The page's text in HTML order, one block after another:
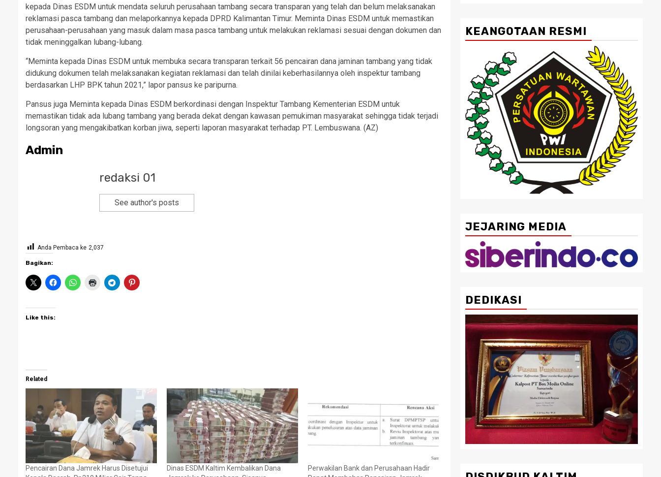
kepada Dinas ESDM untuk mendata seluruh perusahaan tambang secara transparan yang telah dan belum melaksanakan
reklamasi pasca tambang dan melaporkannya kepada DPRD Kalimantan Timur. Meminta Dinas ESDM untuk memastikan
perusahaan-perusahaan yang masuk dalam masa pasca tambang untuk melakukan reklamasi sesuai dengan dokumen dan
tidak meninggalkan lubang-lubang.
“Meminta kepada Dinas ESDM untuk membuka secara transparan terkait 56 pencairan dana jaminan tambang yang tidak
didukung dokumen telah melaksanakan kegiatan reklamasi dan telah dinilai keberhasilannya oleh inspektur tambang
berdasarkan LHP BPK tahun 2021,” lapor pansus ke paripurna.
Pansus juga Meminta kepada Dinas ESDM berkordinasi dengan Inspektur Tambang Kementerian ESDM untuk
memastikan tidak ada lubang tambang yang berada dekat dengan kawasan pemukiman masyarakat sehingga tidak terjadi
longsoran yang mengakibatkan korban jiwa, seperti laporan masyarakat terhadap PT. Lembuswana. (AZ)
Admin
redaksi 01
See author's posts
Anda Pembaca ke 2,037
Bagikan:
Like this:
Related
Pencairan Dana Jamrek Harus Disetujui
Dinas ESDM Kaltim Kembalikan Dana
Perwakilan Bank dan Perusahaan Hadir
KEANGOTAAN RESMI
JEJARING MEDIA
DEDIKASI